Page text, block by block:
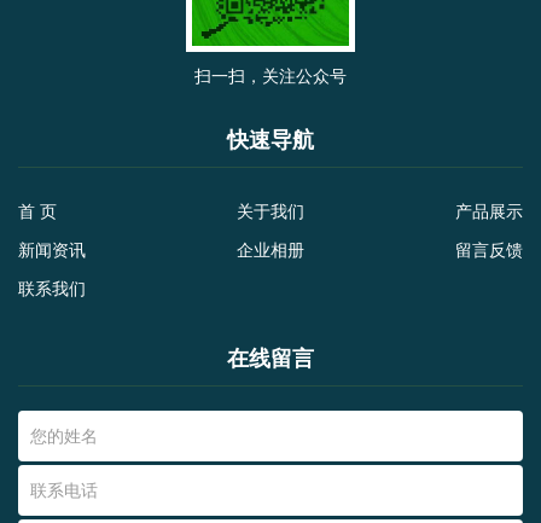
扫一扫，关注公众号
快速导航
首 页 关于我们
产品展示
新闻资讯
企业相册
留言反馈
联系我们
在线留言